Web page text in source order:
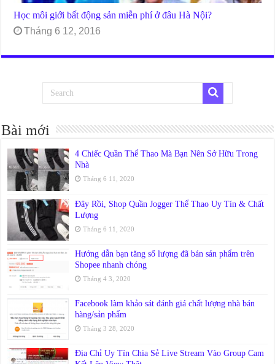
Học môi giới bất động sản miễn phí ở đâu Hà Nội?
Tháng 6 12, 2016
Bài mới
4 Chiếc Quần Thể Thao Mà Bạn Nên Sở Hữu Trong
Nhà
Tháng 6 11, 2020
Đây Rồi, Shop Quần Jogger Thể Thao Uy Tín & Chất
Lượng
Tháng 6 11, 2020
Hướng dẫn bạn tăng số lượng đã bán sản phẩm trên
Shopee nhanh chóng
Tháng 4 3, 2020
Facebook làm khảo sát đánh giá chất lượng nhà bán
hàng/sản phẩm
Tháng 3 28, 2020
Địa Chỉ Uy Tín Chia Sẻ Live Stream Vào Group Cam